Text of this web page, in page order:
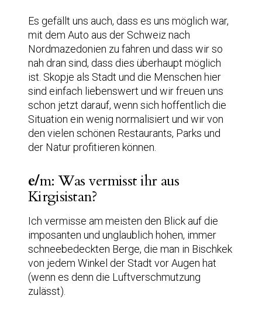
Es gefällt uns auch, dass es uns möglich war,
mit dem Auto aus der Schweiz nach
Nordmazedonien zu fahren und dass wir so
nah dran sind, dass dies überhaupt möglich
ist. Skopje als Stadt und die Menschen hier
sind einfach liebenswert und wir freuen uns
schon jetzt darauf, wenn sich hoffentlich die
Situation ein wenig normalisiert und wir von
den vielen schönen Restaurants, Parks und
der Natur profitieren können.
e/m: Was vermisst ihr aus
Kirgisistan?
Ich vermisse am meisten den Blick auf die
imposanten und unglaublich hohen, immer
schneebedeckten Berge, die man in Bischkek
von jedem Winkel der Stadt vor Augen hat
(wenn es denn die Luftverschmutzung
zulässt).